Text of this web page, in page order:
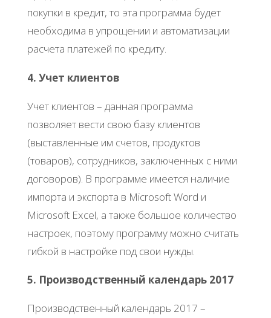
покупки в кредит, то эта программа будет
необходима в упрощении и автоматизации
расчета платежей по кредиту.
4. Учет клиентов
Учет клиентов – данная программа
позволяет вести свою базу клиентов
(выставленные им счетов, продуктов
(товаров), сотрудников, заключенных с ними
договоров). В программе имеется наличие
импорта и экспорта в Microsoft Word и
Microsoft Excel, а также большое количество
настроек, поэтому программу можно считать
гибкой в настройке под свои нужды.
5. Производственный календарь 2017
Производственный календарь 2017 –